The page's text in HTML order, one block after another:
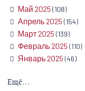
Май 2025 (108)
Апрель 2025 (154)
Март 2025 (139)
Февраль 2025 (110)
Январь 2025 (46)
Ещё...